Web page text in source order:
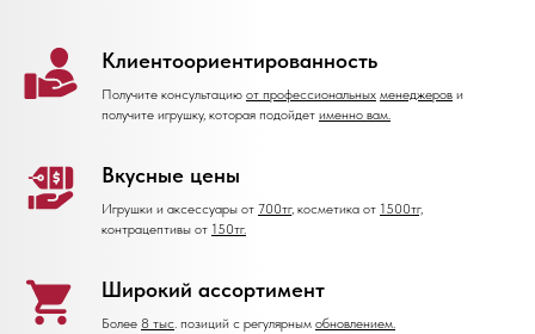
Клиентоориентированность
Получите консультацию от профессиональных менеджеров и
получите игрушку, которая подойдет именно вам.
Вкусные цены
Игрушки и аксессуары от 700тг, косметика от 1500тг,
контрацептивы от 150тг.
Широкий ассортимент
Более 8 тыс. позиций с регулярным обновлением.